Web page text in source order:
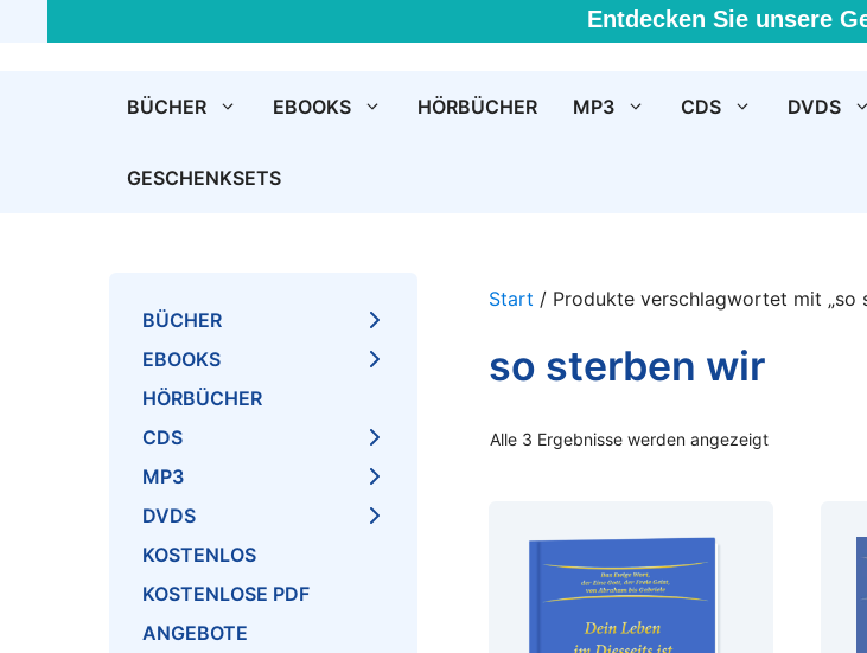
Entdecken Sie unsere
BÜCHER EBOOKS HÖRBÜCHER MP3 CDS DVDS
GESCHENKSETS
Start / Produkte verschlagwortet mit „so
so sterben wir
Alle 3 Ergebnisse werden angezeigt
BÜCHER
EBOOKS
HÖRBÜCHER
CDS
MP3
DVDS
KOSTENLOS
KOSTENLOSE PDF
ANGEBOTE